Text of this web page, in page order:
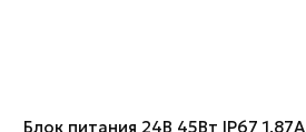
Блок питания 24В 45Вт ІР67 1.87A